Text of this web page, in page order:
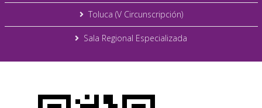
Toluca (V Circunscripción)
Sala Regional Especializada